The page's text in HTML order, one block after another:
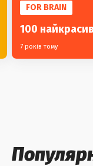
FOR BRAIN
100
7 років тому